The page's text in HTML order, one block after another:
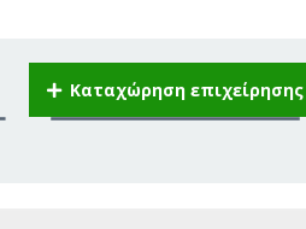
Καταχώρηση επιχείρησης